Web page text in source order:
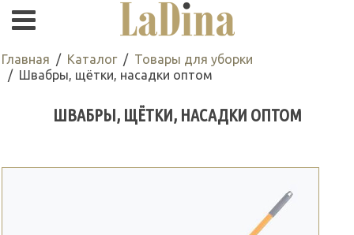
Главная Каталог
Товары для уборки
Швабры, щётки, насадки оптом
ШВАБРЫ, ЩЁТКИ, НАСАДКИ ОПТОМ